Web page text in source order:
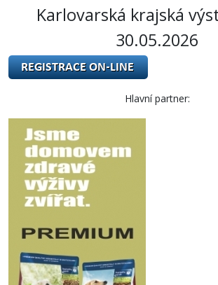
Karlovarská krajská
30.05.2026
Hlavní partner: